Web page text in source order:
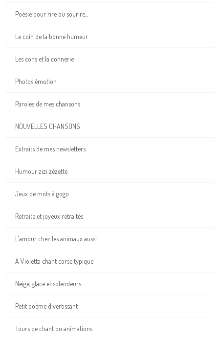
Poésie pour rire ou sourire...
Le coin de la bonne humeur
Les cons et la connerie
Photos émotion
Paroles de mes chansons
NOUVELLES CHANSONS
Extraits de mes newsletters
Humour zizi zézette
Jeux de mots à gogo
Retraite et joyeux retraités
L'amour chez les animaux aussi
A Violetta chant corse typique
Neige, glace et splendeurs...
Petit poème divertissant
Tours de chant ou animations